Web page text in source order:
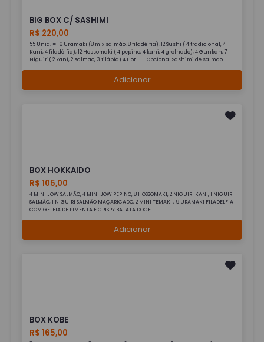
BIG BOX C/ SASHIMI
R$ 220,00
55 Unid. = 16 Uramaki (8 mix salmão, 8 filadélfia), 12 Sushi ( 4 tradicional, 4
Kani, 4 filadélfia), 12 Hossomaki ( 4 pepino, 4 kani, 4 grelhado), 4 Gunkan, 7
Niguiri( 2 kani, 2 salmão, 3 tilápia) 4 Hot.-..... Opcional Sashimi de salmão
Adicionar
BOX HOKKAIDO
R$ 105,00
4 MINI JOW SALMÃO, 4 MINI JOW PEPINO, 8 HOSSOMAKI, 2 NIGUIRI KANI, 1 NIGUIRI
SALMÃO, 1 NIGUIRI SALMÃO MAÇARICADO, 2 MINI TEMAKI , 9 URAMAKI FILADELFIA
COM GELEIA DE PIMENTA E CRISPY BATATA DOCE.
Adicionar
BOX KOBE
R$ 165,00